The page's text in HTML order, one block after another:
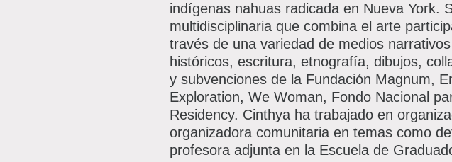
indígenas nahuas radicada en Nueva York.
multidisciplinaria que combina el arte
través de una variedad de medios
históricos, escritura, etnografía, dibujos,
y subvenciones de la Fundación Magnum,
Exploration, We Woman, Fondo Nacional
Residency. Cinthya ha trabajado en
organizadora comunitaria en temas como
profesora adjunta en la Escuela de